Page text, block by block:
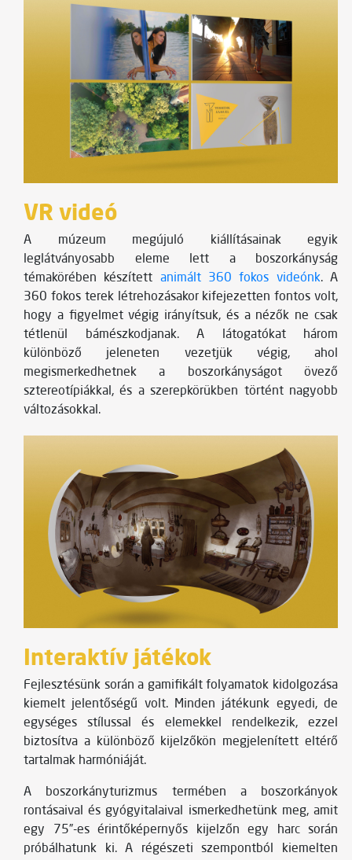
VR videó
A múzeum megújuló kiállításainak egyik
leglátványosabb eleme lett a boszorkányság
témakörében készített animált 360 fokos videónk. A
360 fokos terek létrehozásakor kifejezetten fontos volt,
hogy a figyelmet végig irányítsuk, és a nézők ne csak
tétlenül bámészkodjanak. A látogatókat három
különböző jeleneten vezetjük végig, ahol
megismerkedhetnek a boszorkányságot övező
sztereotípiákkal, és a szerepkörükben történt nagyobb
változásokkal.
Interaktív játékok
Fejlesztésünk során a gamifikált folyamatok kidolgozása
kiemelt jelentőségű volt. Minden játékunk egyedi, de
egységes stílussal és elemekkel rendelkezik, ezzel
biztosítva a különböző kijelzőkön megjelenített eltérő
tartalmak harmóniáját.
A boszorkányturizmus termében a boszorkányok
rontásaival és gyógyitalaival ismerkedhetünk meg, amit
egy 75”-es érintőképernyős kijelzőn egy harc során
próbálhatunk ki. A régészeti szempontból kiemelten